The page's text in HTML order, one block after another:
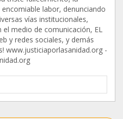
labor, denunciando
vías institucionales,
medio de comunicación, EL
y redes sociales, y demás
www.justiciaporlasanidad.org -